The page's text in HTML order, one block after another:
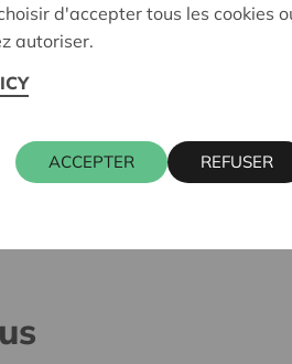
d'accepter tous les cookies
autoriser.
ACCEPTER REFUSER